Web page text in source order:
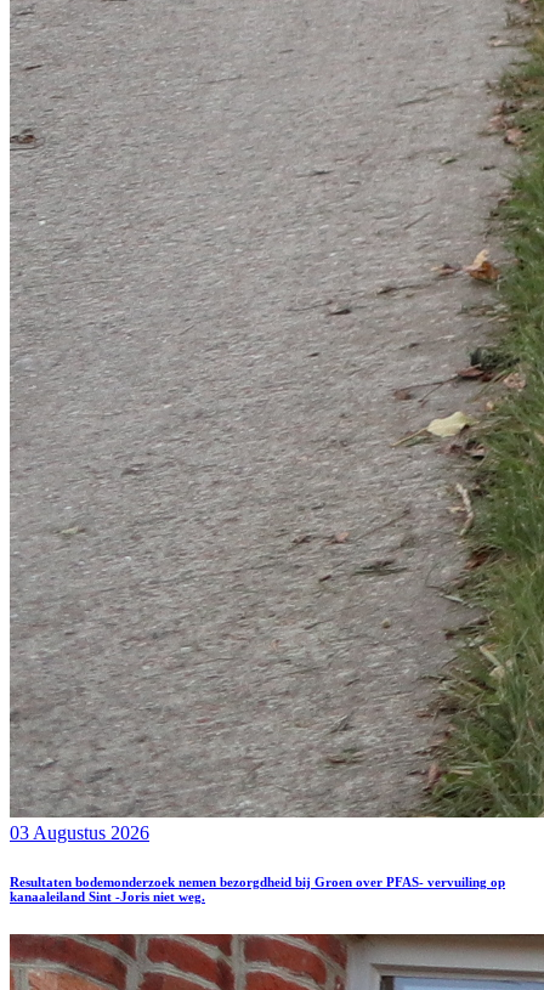
03 Augustus 2026
Resultaten bodemonderzoek nemen bezorgdheid bij Groen over PFAS- vervuiling op
kanaaleiland Sint -Joris niet weg.